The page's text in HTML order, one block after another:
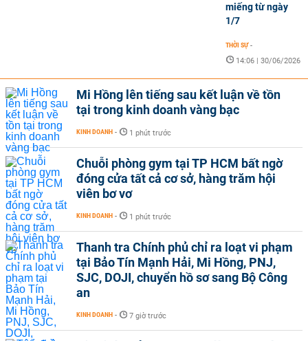
miếng từ ngày
1/7
THỜI SỰ -
14:06 | 30/06/2026
Mi Hồng lên tiếng sau kết luận về tồn
tại trong kinh doanh vàng bạc
KINH DOANH - 1 phút trước
Chuỗi phòng gym tại TP HCM bất ngờ
đóng cửa tất cả cơ sở, hàng trăm hội
viên bơ vơ
KINH DOANH - 1 phút trước
Thanh tra Chính phủ chỉ ra loạt vi phạm
tại Bảo Tín Mạnh Hải, Mi Hồng, PNJ,
SJC, DOJI, chuyển hồ sơ sang Bộ Công
an
KINH DOANH - 7 giờ trước